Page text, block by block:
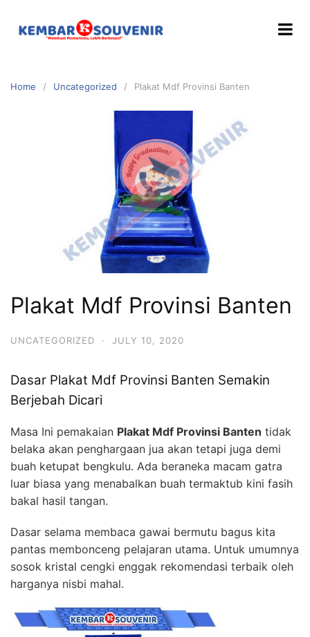
Home Uncategorized Plakat Mdf Provinsi Banten
Plakat Mdf Provinsi Banten
UNCATEGORIZED · JULY 10, 2020
Dasar Plakat Mdf Provinsi Banten Semakin
Berjebah Dicari
Masa Ini pemakaian Plakat Mdf Provinsi Banten tidak
belaka akan penghargaan jua akan tetapi juga demi
buah ketupat bengkulu. Ada beraneka macam gatra
luar biasa yang menabalkan buah termaktub kini fasih
bakal hasil tangan.
Dasar selama membaca gawai bermutu bagus kita
pantas membonceng pelajaran utama. Untuk umumnya
sosok kristal cengki enggak rekomendasi terbaik oleh
harganya nisbi mahal.